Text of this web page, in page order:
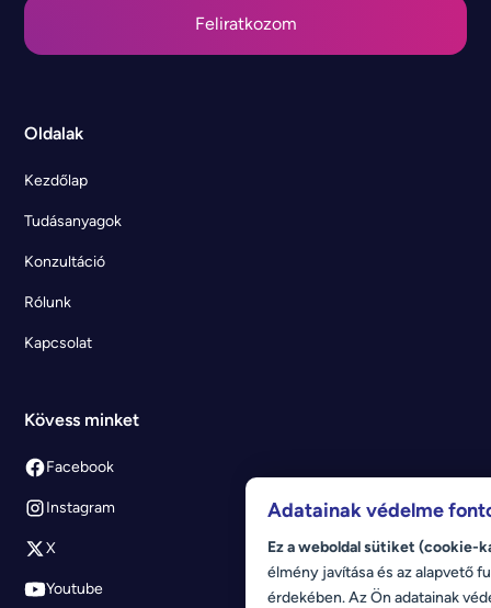
Oldalak
Kezdőlap
Tudásanyagok
Konzultáció
Rólunk
Kapcsolat
Kövess minket
Facebook
Instagram
X
Youtube
Adatainak védelme
Ez a weboldal sütiket (cookie-
élmény javítása és az alapvető
érdekében. Az Ön adatainak